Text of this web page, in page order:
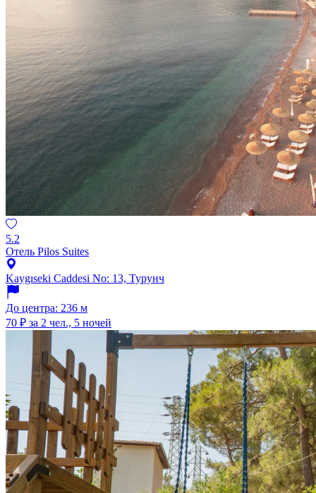
5.2
Отель Pilos Suites
Kaygıseki Caddesi No: 13, Турунч
До центра: 236 м
70 ₽ за 2 чел., 5 ночей